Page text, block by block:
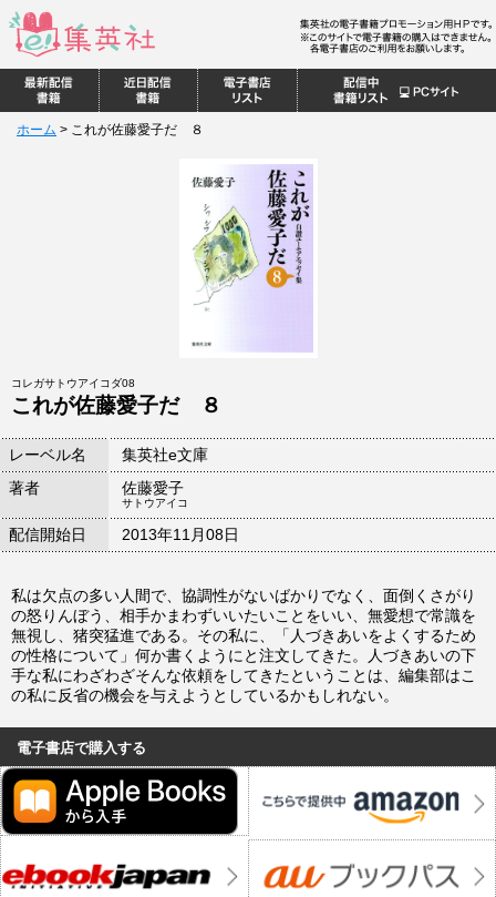
ホーム > これが佐藤愛子だ ８
コレガサトウアイコダ08
これが佐藤愛子だ ８
レーベル名
集英社e文庫
著者
佐藤愛子
サトウアイコ
配信開始日 2013年11月08日
私は欠点の多い人間で、協調性がないばかりでなく、面倒くさがり
の怒りんぼう、相手かまわずいいたいことをいい、無愛想で常識を
無視し、猪突猛進である。その私に、「人づきあいをよくするため
の性格について」何か書くようにと注文してきた。人づきあいの下
手な私にわざわざそんな依頼をしてきたということは、編集部はこ
の私に反省の機会を与えようとしているかもしれない。
電子書店で購入する